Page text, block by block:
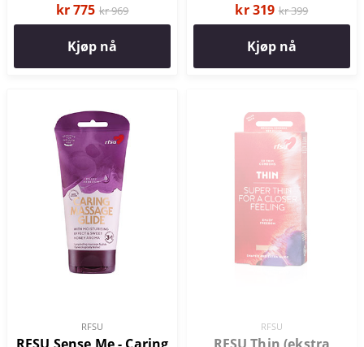
kr 775 kr 969
Kjøp nå
kr 319 kr 399
Kjøp nå
RFSU
RFSU Sense Me - Caring
RFSU
RFSU Thin (ekstra